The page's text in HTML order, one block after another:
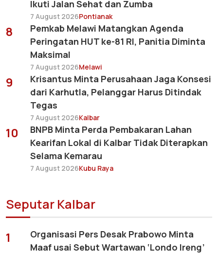
Ikuti Jalan Sehat dan Zumba
7 August 2026Pontianak
8
Pemkab Melawi Matangkan Agenda
Peringatan HUT ke-81 RI, Panitia Diminta
Maksimal
7 August 2026Melawi
9
Krisantus Minta Perusahaan Jaga Konsesi
dari Karhutla, Pelanggar Harus Ditindak
Tegas
7 August 2026Kalbar
10
BNPB Minta Perda Pembakaran Lahan
Kearifan Lokal di Kalbar Tidak Diterapkan
Selama Kemarau
7 August 2026Kubu Raya
Seputar Kalbar
1
Organisasi Pers Desak Prabowo Minta
Maaf usai Sebut Wartawan ‘Londo Ireng’